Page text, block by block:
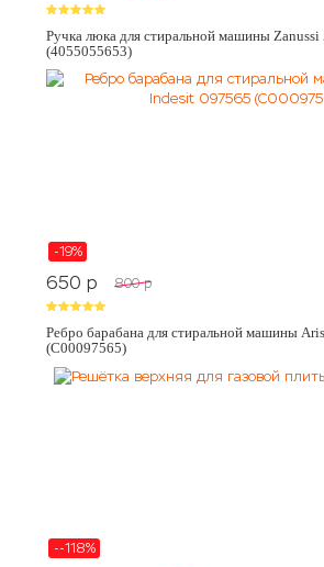
Ручка люка для стиральной машины
(4055055653)
-19%
650 p 800 p
Ребро барабана для стиральной машины
(C00097565)
--118%